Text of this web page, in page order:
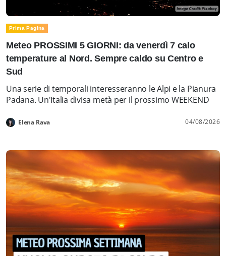
Prima Pagina
Meteo PROSSIMI 5 GIORNI: da venerdì 7 calo
temperature al Nord. Sempre caldo su Centro e
Sud
Una serie di temporali interesseranno le Alpi e la Pianura
Padana. Un'Italia divisa metà per il prossimo WEEKEND
Elena Rava 04/08/2026